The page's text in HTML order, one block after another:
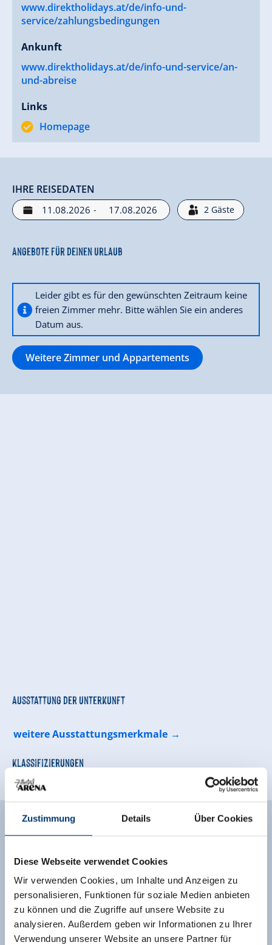
Zustimmung Details Über Cookies
Diese Webseite verwendet Cookies
Wir verwenden Cookies, um Inhalte und Anzeigen zu
personalisieren, Funktionen für soziale Medien anbieten
zu können und die Zugriffe auf unsere Website zu
analysieren. Außerdem geben wir Informationen zu Ihrer
Verwendung unserer Website an unsere Partner für
www.direktholidays.at/de/info-und-
service/zahlungsbedingungen
Ankunft
www.direktholidays.at/de/info-und-service/an-
und-abreise
Links
Homepage
IHRE REISEDATEN
- 2 Gäste
Angebote für deinen Urlaub
Leider gibt es für den gewünschten Zeitraum keine
freien Zimmer mehr. Bitte wählen Sie ein anderes
Datum aus.
Weitere Zimmer und Appartements
Ausstattung der Unterkunft
weitere Ausstattungsmerkmale
Klassifizierungen
Unverbindliche Anfrage